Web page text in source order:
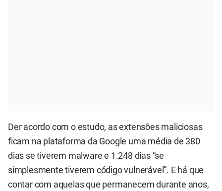
Der acordo com o estudo, as extensões maliciosas
ficam na plataforma da Google uma média de 380
dias se tiverem malware e 1.248 dias “se
simplesmente tiverem código vulnerável”. E há que
contar com aquelas que permanecem durante anos,